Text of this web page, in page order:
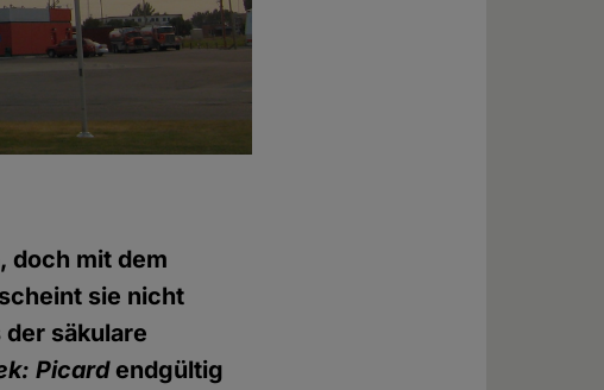
doch mit dem
sie nicht
säkulare
Picardendgültig